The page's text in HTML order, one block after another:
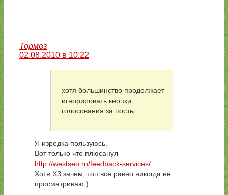
Тормоз
02.08.2010 в 10:22
хотя большинство продолжает
игнорировать кнопки
голосования за посты
Я изредка пользуюсь.
Вот только что плюсанул —
http://westseo.ru/feedback-services/
Хотя ХЗ зачем, топ всё равно никогда не
просматриваю )